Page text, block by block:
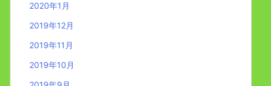
2020年1月
2019年12月
2019年11月
2019年10月